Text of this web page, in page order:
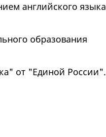
английского языка
образования
от "Единой России".